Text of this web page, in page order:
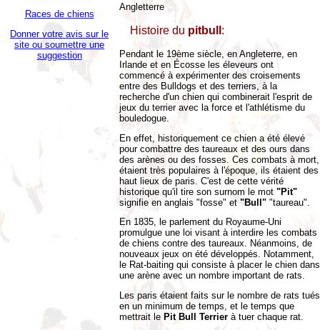
Races de chiens
Donner votre avis sur le
site ou soumettre une
suggestion
Angletterre
Histoire du pitbull :
Pendant le 19ème siècle, en Angleterre, en
Irlande et en Écosse les éleveurs ont
commencé à expérimenter des croisements
entre des Bulldogs et des terriers, à la
recherche d'un chien qui combinerait l'esprit de
jeux du terrier avec la force et l'athlétisme du
bouledogue.
En effet, historiquement ce chien a été élevé
pour combattre des taureaux et des ours dans
des arènes ou des fosses. Ces combats à mort,
étaient très populaires à l'époque, ils étaient des
haut lieux de paris. C'est de cette vérité
historique qu'il tire son surnom le mot "Pit"
signifie en anglais "fosse" et "Bull" "taureau".
En 1835, le parlement du Royaume-Uni
promulgue une loi visant à interdire les combats
de chiens contre des taureaux. Néanmoins, de
nouveaux jeux on été développés. Notamment,
le Rat-baiting qui consiste à placer le chien dans
une arène avec un nombre important de rats.
Les paris étaient faits sur le nombre de rats tués
en un minimum de temps, et le temps que
mettrait le Pit Bull Terrier à tuer chaque rat.